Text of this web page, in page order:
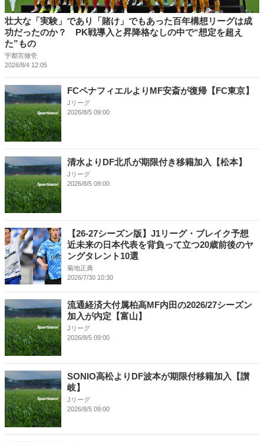
壮大な「実験」であり「賭け」でもあった百年構想リーグは成
功だったのか？ PK戦導入と昇降格なしの中で“想定を超え
た”もの
宇都宮徹壱
2026/8/4 12:05
FCペナフィエルよりMF安斎が復帰【FC東京】
Jリーグ
2026/8/5 09:00
清水よりDF北爪が期限付き移籍加入【松本】
Jリーグ
2026/8/5 09:00
【26-27シーズン版】J1リーグ・ブレイク予想
近未来の日本代表を背負って立つ20歳前後のヤ
ングタレント10選
菊地正典
2026/7/30 10:30
流通経済大付属柏高MF内田の2026/27シーズン
加入が内定【富山】
Jリーグ
2026/8/5 09:00
SONIO高松よりDF波本が期限付移籍加入【讃
岐】
Jリーグ
2026/8/5 09:00